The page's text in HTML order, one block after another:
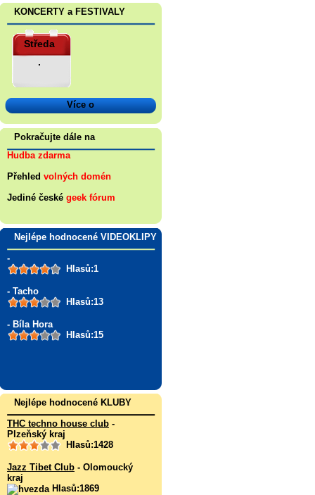
KONCERTY a FESTIVALY
Středa
.
Více o
Pokračujte dále na
Hudba zdarma
Přehled volných domén
Jediné české geek fórum
Nejlépe hodnocené VIDEOKLIPY
-
Hlasů:1
- Tacho
Hlasů:13
- Bíla Hora
Hlasů:15
Nejlépe hodnocené KLUBY
THC techno house club -
Plzeňský kraj
Hlasů:1428
Jazz Tibet Club - Olomoucký
kraj
Hlasů:1869